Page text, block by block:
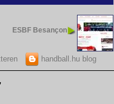
ESBF Besançon
handball.hu blog